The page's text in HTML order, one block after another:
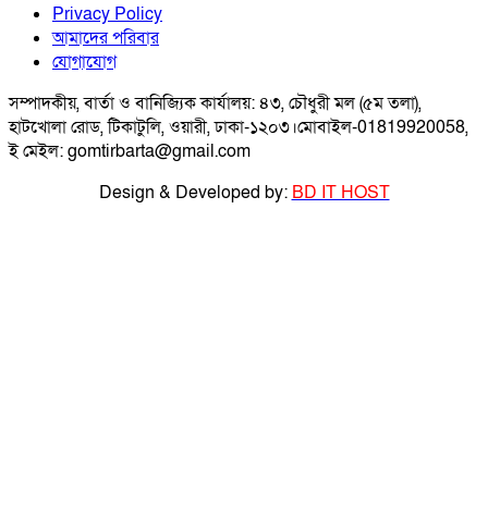
Privacy Policy
আমাদের পরিবার
যোগাযোগ
সম্পাদকীয়, বার্তা ও বানিজ্যিক কার্যালয়: ৪৩, চৌধুরী মল (৫ম তলা),
হাটখোলা রোড, টিকাটুলি, ওয়ারী, ঢাকা-১২০৩।মোবাইল-01819920058,
ই মেইল: gomtirbarta@gmail.com
Design & Developed by: BD IT HOST